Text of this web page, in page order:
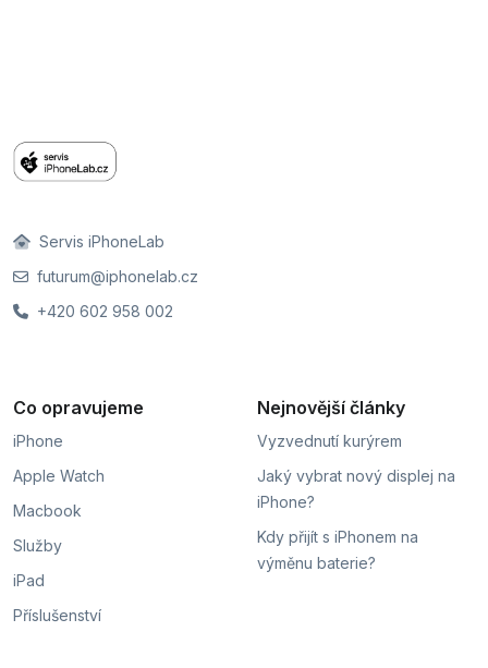
Servis iPhoneLab
futurum@iphonelab.cz
+420 602 958 002
Co opravujeme
iPhone
Apple Watch
Macbook
Služby
iPad
Příslušenství
Nejnovější články
Vyzvednutí kurýrem
Jaký vybrat nový displej na
iPhone?
Kdy přijít s iPhonem na
výměnu baterie?